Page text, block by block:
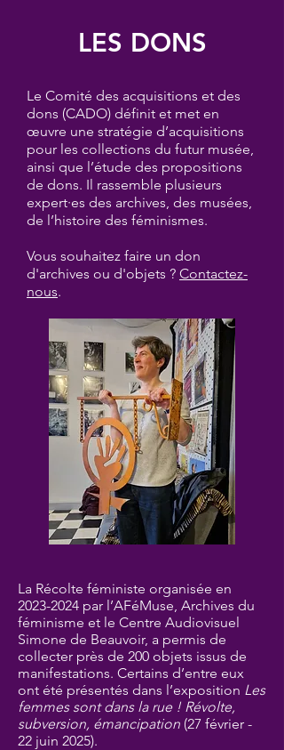
LES DONS
Le Comité des acquisitions et des
dons (CADO) définit et met en
œuvre une stratégie d’acquisitions
pour les collections du futur musée,
ainsi que l’étude des propositions
de dons. Il rassemble plusieurs
expert·es des archives, des musées,
de l’histoire des féminismes.
Vous souhaitez faire un don
d'archives ou d'objets ? Contactez-
nous.
La Récolte féministe organisée en
2023-2024 par l’AFéMuse, Archives du
féminisme et le Centre Audiovisuel
Simone de Beauvoir, a permis de
collecter près de 200 objets issus de
manifestations. Certains d’entre eux
ont été présentés dans l’exposition Les
femmes sont dans la rue ! Révolte,
subversion, émancipation (27 février -
22 juin 2025).